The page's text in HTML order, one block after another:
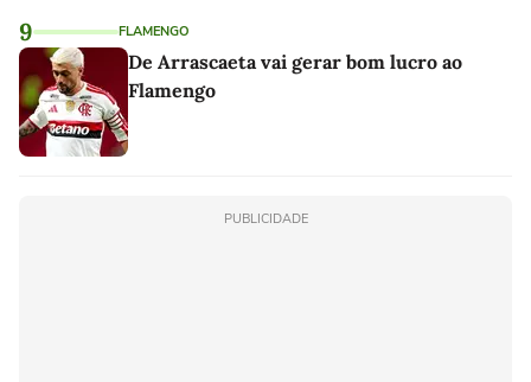
9 FLAMENGO
De Arrascaeta vai gerar bom lucro ao
Flamengo
PUBLICIDADE